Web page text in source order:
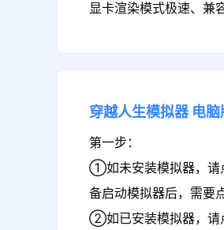
显卡渲染模式极速、兼
穿越人生模拟器 电脑
第一步：
①如未安装模拟器，请
备启动模拟器后，需要
②如已安装模拟器，请